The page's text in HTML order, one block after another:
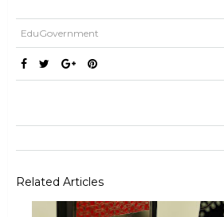
EduGovernment
Related Articles